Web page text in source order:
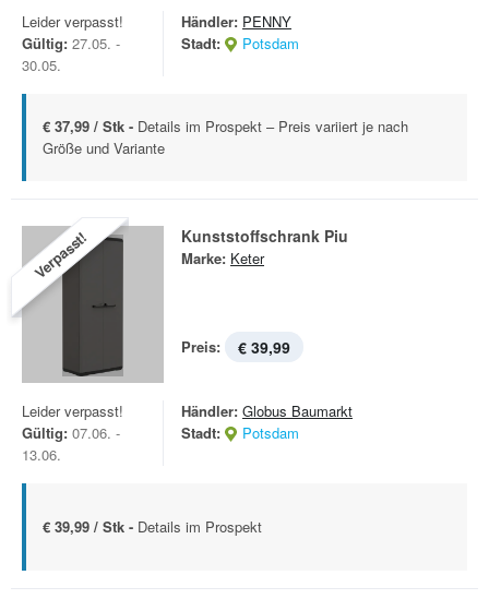
Leider verpasst!
Gültig: 27.05. -
30.05.
Händler: PENNY
Stadt:
Potsdam
€ 37,99 / Stk - Details im Prospekt – Preis variiert je nach
Größe und Variante
Verpasst! Kunststoffschrank Piu
Marke: Keter
Preis: € 39,99
Leider verpasst!
Gültig: 07.06. -
13.06.
Händler: Globus Baumarkt
Stadt:
Potsdam
€ 39,99 / Stk - Details im Prospekt